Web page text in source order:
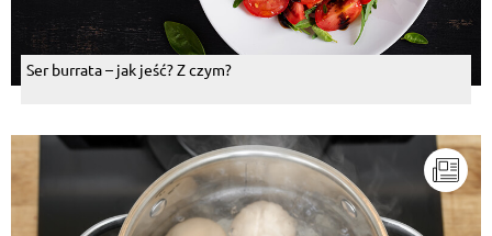
Ser burrata – jak jeść? Z czym?